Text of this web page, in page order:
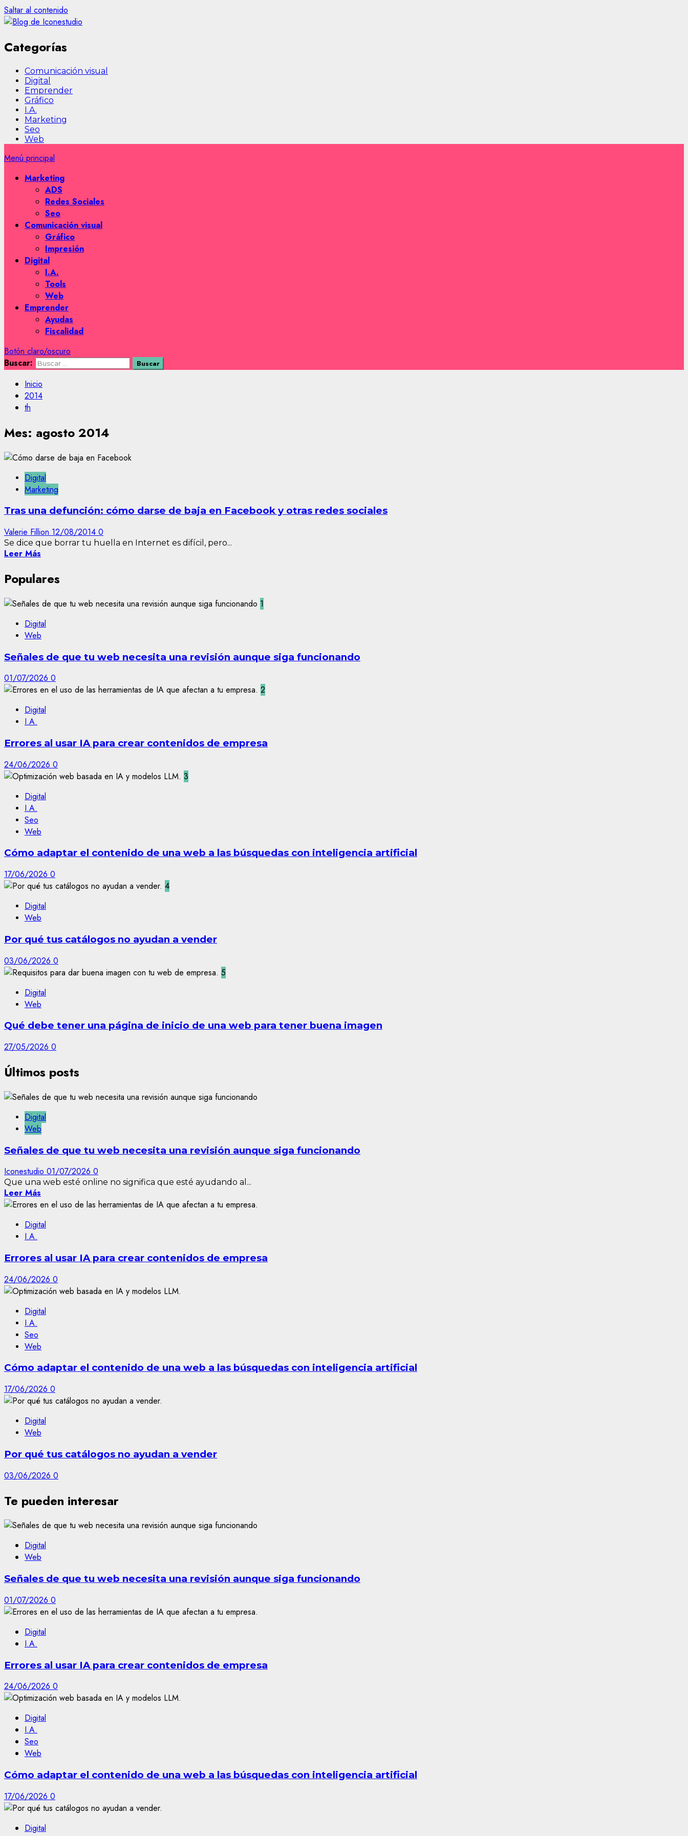
Saltar al contenido
Categorías
Comunicación visual
Digital
Emprender
Gráfico
I.A.
Marketing
Seo
Web
Menú principal
Marketing
ADS
Redes Sociales
Seo
Comunicación visual
Gráfico
Impresión
Digital
I.A.
Tools
Web
Emprender
Ayudas
Fiscalidad
Botón claro/oscuro
Buscar:
Inicio
2014
th
Mes: agosto 2014
Digital
Marketing
Tras una defunción: cómo darse de baja en Facebook y otras redes sociales
Valerie Fillion 12/08/2014 0
Se dice que borrar tu huella en Internet es difícil, pero...
Leer Más
Populares
1
Digital
Web
Señales de que tu web necesita una revisión aunque siga funcionando
01/07/2026 0
2
Digital
I.A.
Errores al usar IA para crear contenidos de empresa
24/06/2026 0
3
Digital
I.A.
Seo
Web
Cómo adaptar el contenido de una web a las búsquedas con inteligencia artificial
17/06/2026 0
4
Digital
Web
Por qué tus catálogos no ayudan a vender
03/06/2026 0
5
Digital
Web
Qué debe tener una página de inicio de una web para tener buena imagen
27/05/2026 0
Últimos posts
Digital
Web
Señales de que tu web necesita una revisión aunque siga funcionando
Iconestudio 01/07/2026 0
Que una web esté online no significa que esté ayudando al...
Leer Más
Digital
I.A.
Errores al usar IA para crear contenidos de empresa
24/06/2026 0
Digital
I.A.
Seo
Web
Cómo adaptar el contenido de una web a las búsquedas con inteligencia artificial
17/06/2026 0
Digital
Web
Por qué tus catálogos no ayudan a vender
03/06/2026 0
Te pueden interesar
Digital
Web
Señales de que tu web necesita una revisión aunque siga funcionando
01/07/2026 0
Digital
I.A.
Errores al usar IA para crear contenidos de empresa
24/06/2026 0
Digital
I.A.
Seo
Web
Cómo adaptar el contenido de una web a las búsquedas con inteligencia artificial
17/06/2026 0
Digital